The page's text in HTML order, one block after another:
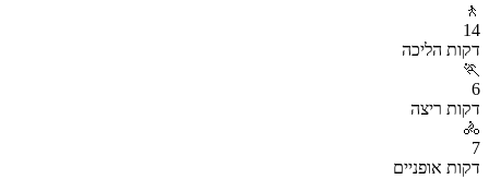
🚶
14
דקות הליכה
🏃
6
דקות ריצה
🚴
7
דקות אופניים